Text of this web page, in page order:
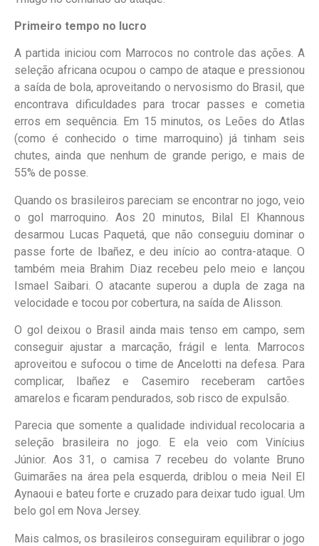
Primeiro tempo no lucro
A partida iniciou com Marrocos no controle das ações. A
seleção africana ocupou o campo de ataque e pressionou
a saída de bola, aproveitando o nervosismo do Brasil, que
encontrava dificuldades para trocar passes e cometia
erros em sequência. Em 15 minutos, os Leões do Atlas
(como é conhecido o time marroquino) já tinham seis
chutes, ainda que nenhum de grande perigo, e mais de
55% de posse.
Quando os brasileiros pareciam se encontrar no jogo, veio
o gol marroquino. Aos 20 minutos, Bilal El Khannous
desarmou Lucas Paquetá, que não conseguiu dominar o
passe forte de Ibañez, e deu início ao contra-ataque. O
também meia Brahim Diaz recebeu pelo meio e lançou
Ismael Saibari. O atacante superou a dupla de zaga na
velocidade e tocou por cobertura, na saída de Alisson.
O gol deixou o Brasil ainda mais tenso em campo, sem
conseguir ajustar a marcação, frágil e lenta. Marrocos
aproveitou e sufocou o time de Ancelotti na defesa. Para
complicar, Ibañez e Casemiro receberam cartões
amarelos e ficaram pendurados, sob risco de expulsão.
Parecia que somente a qualidade individual recolocaria a
seleção brasileira no jogo. E ela veio com Vinícius
Júnior. Aos 31, o camisa 7 recebeu do volante Bruno
Guimarães na área pela esquerda, driblou o meia Neil El
Aynaoui e bateu forte e cruzado para deixar tudo igual. Um
belo gol em Nova Jersey.
Mais calmos, os brasileiros conseguiram equilibrar o jogo